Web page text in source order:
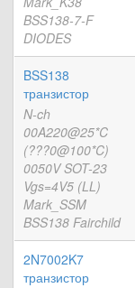
BSS138-7-F
DIODES
BSS138
транзистор
N-ch
00A220@25*C
(???0@100*C)
0050V SOT-23
Vgs=4V5 (LL)
Mark_SSM
BSS138 Fairchild
2N7002K7
транзистор